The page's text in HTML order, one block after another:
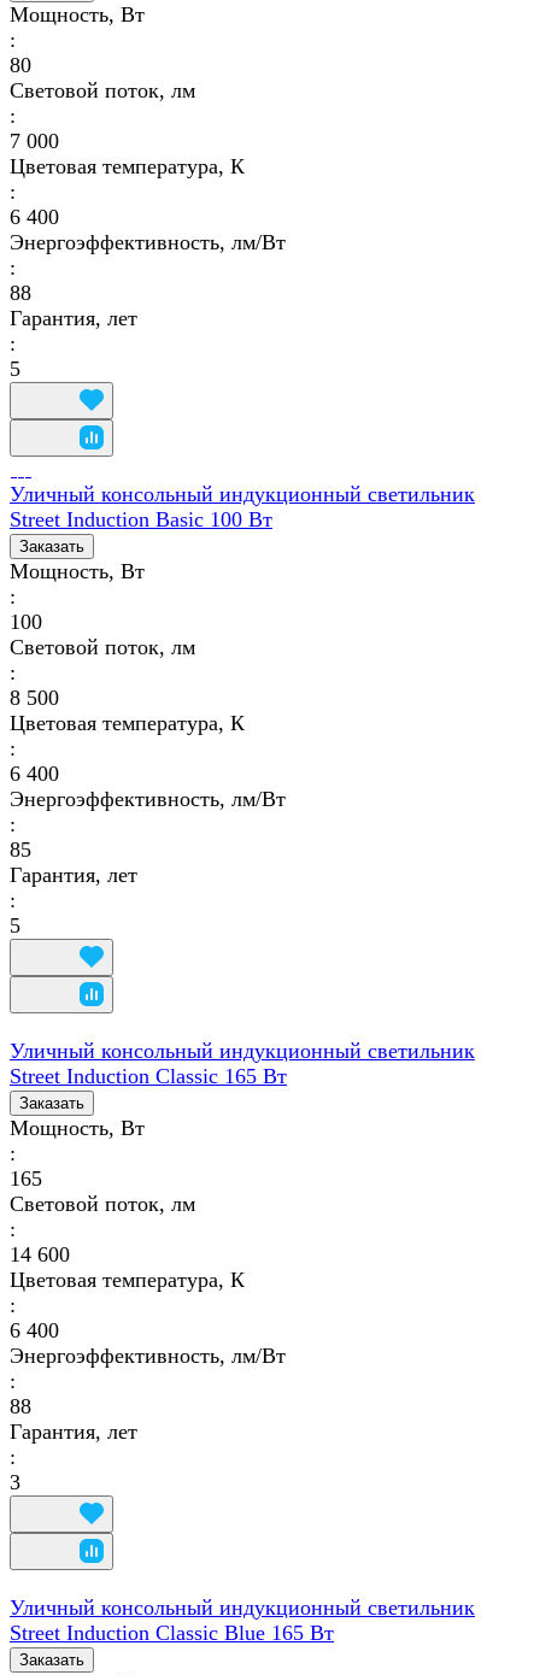
Мощность, Вт
:
80
Световой поток, лм
:
7 000
Цветовая температура, К
:
6 400
Энергоэффективность, лм/Вт
:
88
Гарантия, лет
:
5
Уличный консольный индукционный светильник
Street Induction Basic 100 Вт
Заказать
Мощность, Вт
:
100
Световой поток, лм
:
8 500
Цветовая температура, К
:
6 400
Энергоэффективность, лм/Вт
:
85
Гарантия, лет
:
5
Уличный консольный индукционный светильник
Street Induction Classic 165 Вт
Заказать
Мощность, Вт
:
165
Световой поток, лм
:
14 600
Цветовая температура, К
:
6 400
Энергоэффективность, лм/Вт
:
88
Гарантия, лет
:
3
Уличный консольный индукционный светильник
Street Induction Classic Blue 165 Вт
Заказать